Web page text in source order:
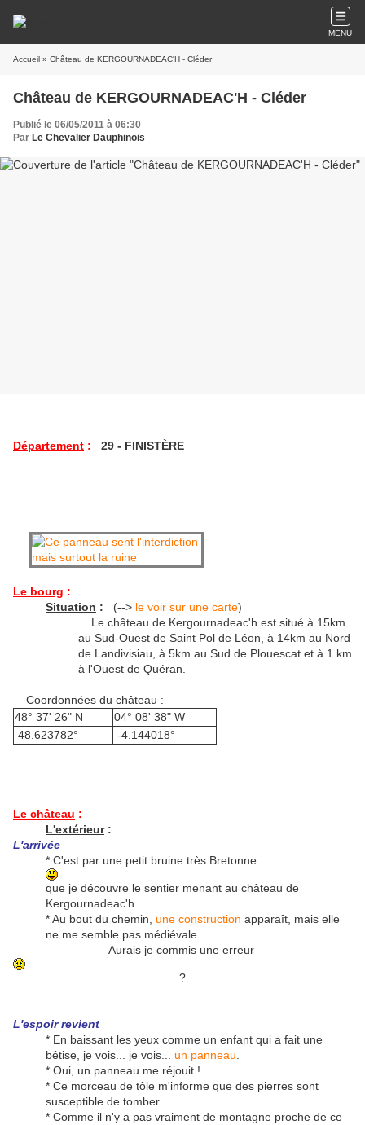
MENU
Accueil » Château de KERGOURNADEAC'H - Cléder
Château de KERGOURNADEAC'H - Cléder
Publié le 06/05/2011 à 06:30
Par Le Chevalier Dauphinois
Département : 29 - FINISTÈRE
Le bourg :
Situation : (--> le voir sur une carte)
Le château de Kergournadeac'h est situé à 15km
au Sud-Ouest de Saint Pol de Léon, à 14km au Nord
de Landivisiau, à 5km au Sud de Plouescat et à 1 km
à l'Ouest de Quéran.
Coordonnées du château :
48° 37' 26" N
04° 08' 38" W
48.623782°
-4.144018°
Le château :
L'extérieur:
L'arrivée
* C'est par une petit bruine très Bretonne
que je découvre le sentier menant au château de
Kergournadeac'h.
* Au bout du chemin, une construction apparaît, mais elle
ne me semble pas médiévale.
Aurais je commis une erreur
?
L'espoir revient
* En baissant les yeux comme un enfant qui a fait une
bêtise, je vois... je vois... un panneau
* Oui, un panneau me réjouit !
* Ce morceau de tôle m'informe que des pierres sont
susceptible de tomber.
* Comme il n'y a pas vraiment de montagne proche de ce